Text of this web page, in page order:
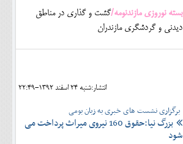
بسته نوروزی مازندنومه/گشت و گذاری در مناطق
دیدنی و گردشگری مازندران
انتشار:شنبه 24 اسفند 1392-22:49
برگزاری نشست های خبری به زبان بومی
بزرگ نیا:حقوق 160 نیروی میراث پرداخت می
شود